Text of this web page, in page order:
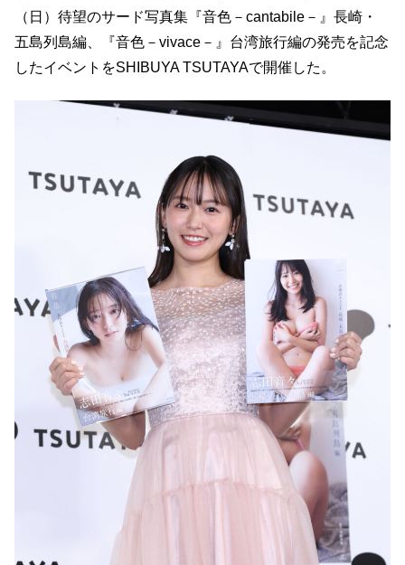
（日）待望のサード写真集『音色－cantabile－』長崎・
五島列島編、『音色－vivace－』台湾旅行編の発売を記念
したイベントをSHIBUYA TSUTAYAで開催した。